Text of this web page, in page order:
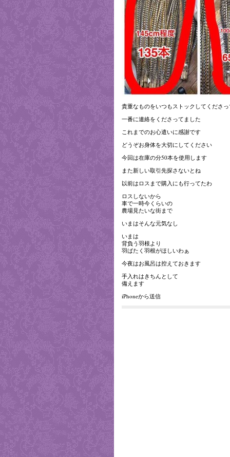
貴重なものをいつもストックしてくださ
一番に連絡をくださってました
これまでのお心遣いに感謝です
どうぞお身体を大切にしてください
今回は在庫の分50本を使用します
また新しい取引先探さないとね
以前はロスまで購入にも行ってたわ
ロスしないから
車で一時今くらいの
農場見たいな街まで
いまはそんな元気なし
いまは
背負う羽根より
羽ばたく羽根がほしいわぁ
今夜はお風呂は控えておきます
手入れはきちんとして
備えます
iPhoneから送信